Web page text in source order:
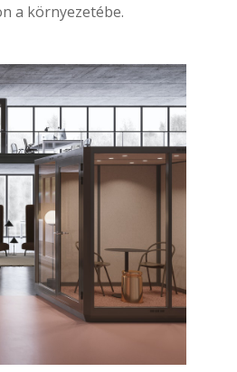
a környezetébe.